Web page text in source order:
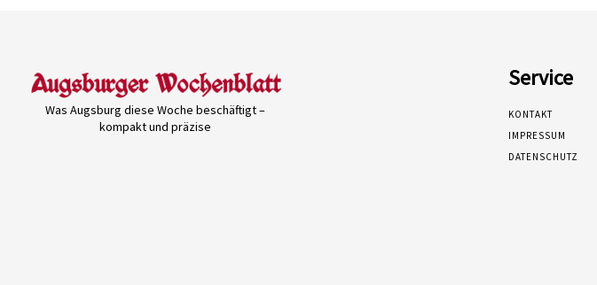
Was Augsburg diese Woche beschäftigt –
kompakt und präzise
Service
KONTAKT
IMPRESSUM
DATENSCHUTZ